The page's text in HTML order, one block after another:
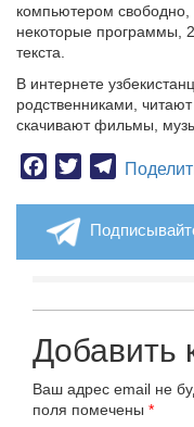
компьютером
некоторые программы,
текста.
В интернете
родственниками,
скачивают фильмы,
Facebook
TwitterTelegram
Добавить
Ваш адрес email не
поля помечены *